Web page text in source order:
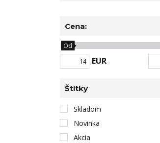
Cena:
EUR
Od
Štítky
Skladom
Novinka
Akcia